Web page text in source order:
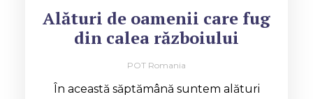
Alături de oamenii care fug
din calea războiului
POT Romania
În această săptămână suntem alături